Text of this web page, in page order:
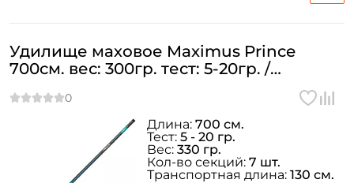
Удилище маховое Maximus Prince
700см. вес: 300гр. тест: 5-20гр. /
Длина: 700 см.
Тест: 5 - 20 гр.
Вес: 330 гр.
Кол-во секций: 7 шт.
Транспортная длина: 130 см.